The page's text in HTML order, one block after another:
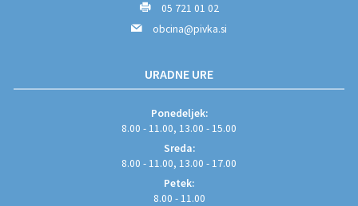
05 721 01 02
obcina@pivka.si
URADNE URE
Ponedeljek:
8.00 - 11.00, 13.00 - 15.00
Sreda:
8.00 - 11.00, 13.00 - 17.00
Petek:
8.00 - 11.00